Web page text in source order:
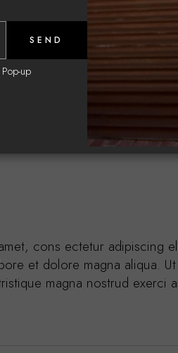
FASHION FADES.
cons ectetur adipiscing
et dolore magna aliqua.
magna nostrud exerci
SEND
up